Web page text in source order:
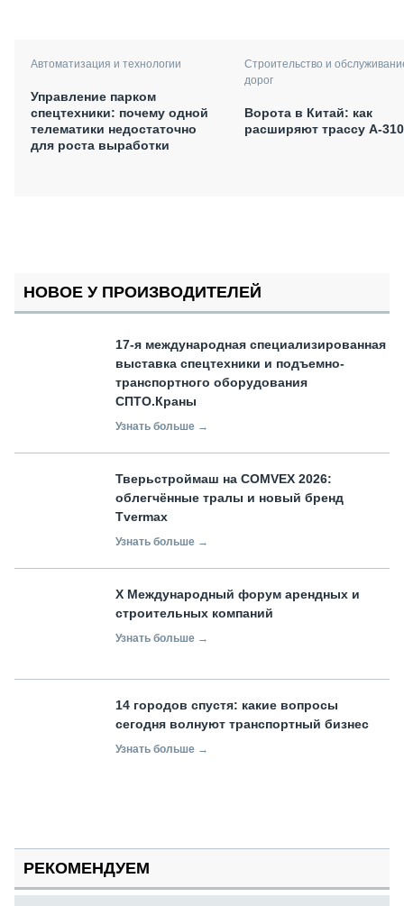
Автоматизация и технологии
Управление парком
спецтехники: почему одной
телематики недостаточно
для роста выработки
Строительство и
дорог
Ворота в Китай: как
расширяют трассу А-310
НОВОЕ У ПРОИЗВОДИТЕЛЕЙ
17-я международная специализированная
выставка спецтехники и подъемно-
транспортного оборудования
СПТО.Краны
Узнать больше →
Тверьстроймаш на COMVEX 2026:
облегчённые тралы и новый бренд
Tvermax
Узнать больше →
X Международный форум арендных и
строительных компаний
Узнать больше →
14 городов спустя: какие вопросы
сегодня волнуют транспортный бизнес
Узнать больше →
РЕКОМЕНДУЕМ